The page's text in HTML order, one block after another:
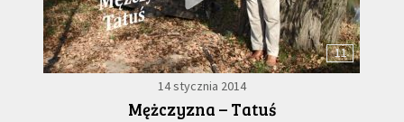
11
14 stycznia 2014
Mężczyzna – Tatuś